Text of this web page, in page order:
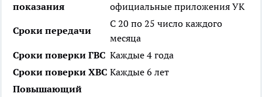
показания
официальные приложения УК
Сроки передачи
С 20 по 25 число каждого
месяца
Сроки поверки ГВС Каждые 4 года
Сроки поверки ХВС Каждые 6 лет
Повышающий